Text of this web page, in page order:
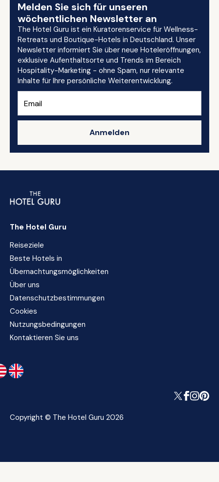
Melden Sie sich für unseren
wöchentlichen Newsletter an
The Hotel Guru ist ein Kuratorenservice für Wellness-
Retreats und Boutique-Hotels in Deutschland. Unser
Newsletter informiert Sie über neue Hoteleröffnungen,
exklusive Aufenthaltsorte und Trends im Bereich
Hospitality-Marketing - ohne Spam, nur relevante
Inhalte für Ihre persönliche Weiterentwicklung.
Anmelden
The Hotel Guru
Reiseziele
Beste Hotels in
Übernachtungsmöglichkeiten
Über uns
Datenschutzbestimmungen
Cookies
Nutzungsbedingungen
Kontaktieren Sie uns
Copyright © The Hotel Guru 2026